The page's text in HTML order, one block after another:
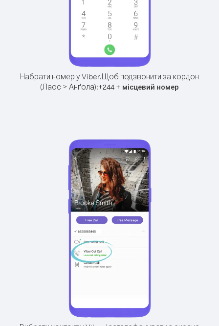
Набрати номер у Viber.Щоб подзвонити за кордон
(Лаос > Анґола):+244 + місцевий номер